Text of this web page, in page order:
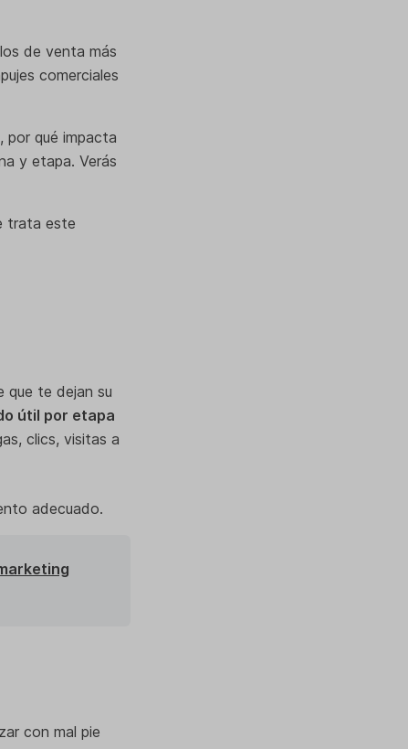
de venta más
comerciales
por qué impacta
y etapa. Verás
trata este
que te dejan su
útil por etapa
clics, visitas a
adecuado.
con mal pie